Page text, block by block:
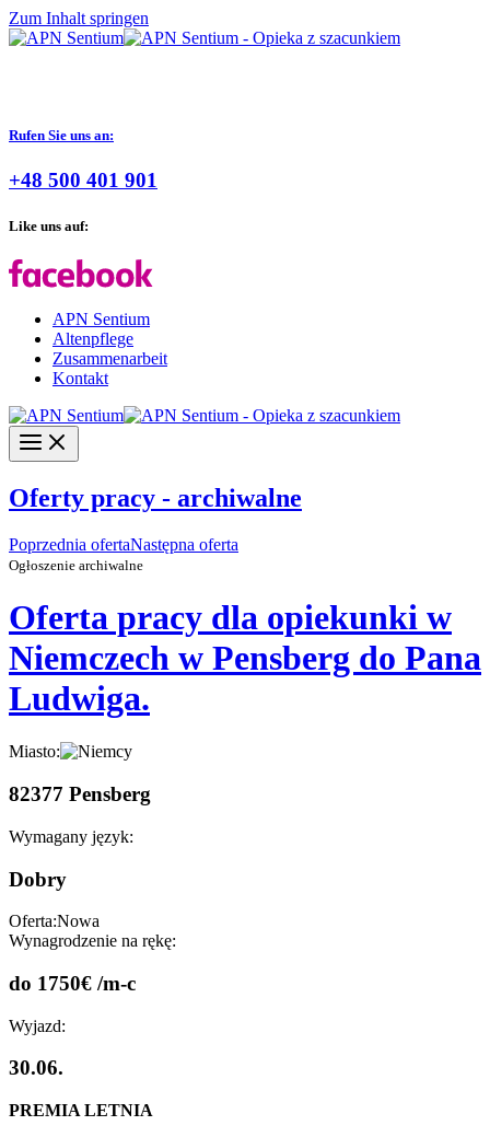
Zum Inhalt springen
Rufen Sie uns an:
+48 500 401 901
Like uns auf:
APN Sentium
Altenpflege
Zusammenarbeit
Kontakt
Oferty pracy - archiwalne
Poprzednia ofertaNastępna oferta
Ogłoszenie archiwalne
Oferta pracy dla opiekunki w
Niemczech w Pensberg do Pana
Ludwiga.
Miasto:
82377 Pensberg
Wymagany język:
Dobry
Oferta:Nowa
Wynagrodzenie na rękę:
do 1750€ /m-c
Wyjazd:
30.06.
PREMIA LETNIA